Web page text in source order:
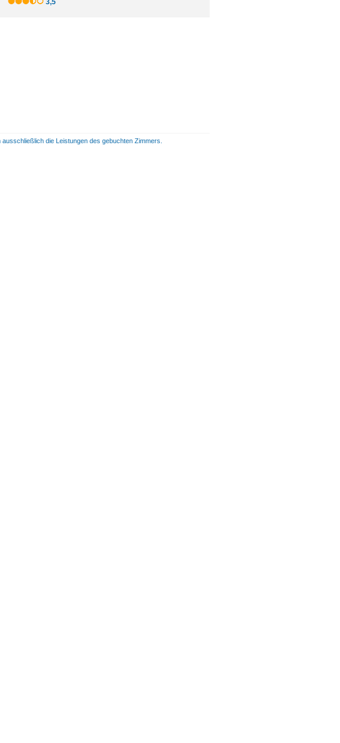
die Leistungen des gebuchten Zimmers.